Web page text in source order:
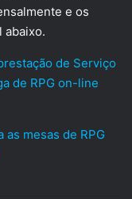
e os
abaixo.
de Serviço
de RPG on-line
as mesas de RPG